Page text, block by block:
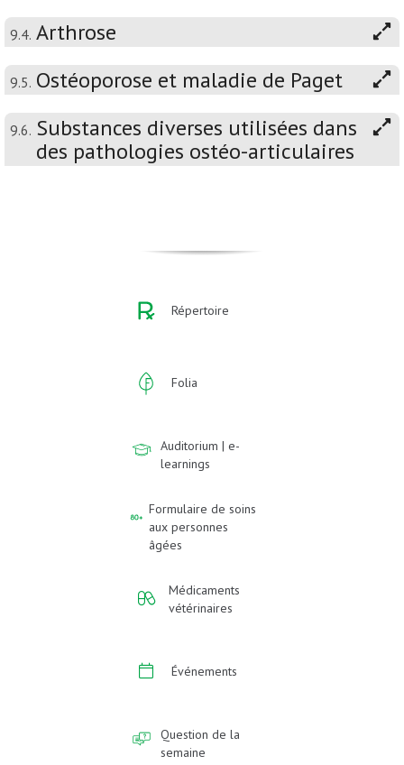
9.4. Arthrose
9.5. Ostéoporose et maladie de Paget
9.6. Substances diverses utilisées dans
des pathologies ostéo-articulaires
Répertoire
Folia
Auditorium | e-
learnings
Formulaire de soins
aux personnes
âgées
Médicaments
vétérinaires
Événements
Question de la
semaine